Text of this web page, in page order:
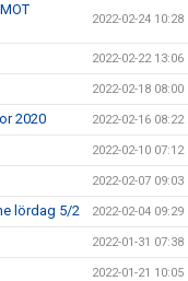
2022-02-24 10:28
2022-02-22 13:06
2022-02-18 08:00
2020 2022-02-16 08:22
2022-02-10 07:12
2022-02-07 09:03
lördag 5/2 2022-02-04 09:29
2022-01-31 07:38
2022-01-21 10:05